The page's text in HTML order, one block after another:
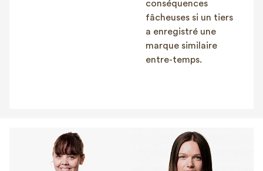
conséquences
fâcheuses si un tiers
a enregistré une
marque similaire
entre-temps.